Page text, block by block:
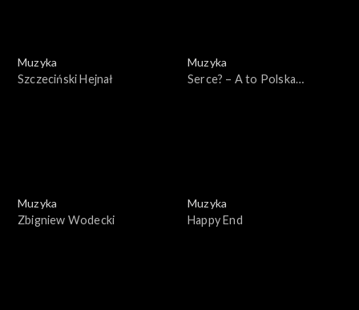
Muzyka
Szczeciński Hejnał
Muzyka
Serce? – A to Polska
Muzyka
Zbigniew Wodecki
Muzyka
Happy End